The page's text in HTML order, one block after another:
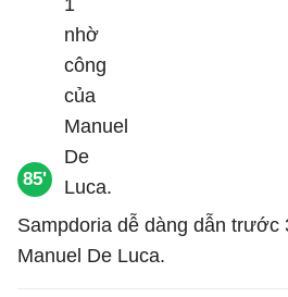
85'
Sampdoria dễ dàng dẫn trước
Manuel De Luca.